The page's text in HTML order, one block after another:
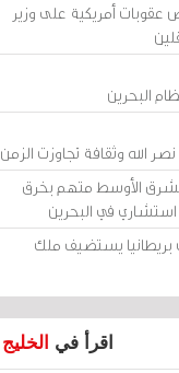
أمريكية على وزير
البحرين
الله وثقافة تجاوزت الزمن
الأوسط متهم بخرق
في البحرين
بريطانيا يستضيف ملك
اقرأ في الخليج